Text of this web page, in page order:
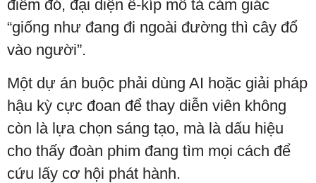
điểm đó, đại diện ê-kíp mô tả cảm giác
“giống như đang đi ngoài đường thì cây đổ
vào người”.
Một dự án buộc phải dùng AI hoặc giải pháp
hậu kỳ cực đoan để thay diễn viên không
còn là lựa chọn sáng tạo, mà là dấu hiệu
cho thấy đoàn phim đang tìm mọi cách để
cứu lấy cơ hội phát hành.